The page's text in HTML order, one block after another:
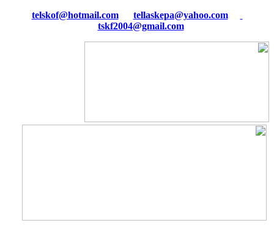
tellaskepa@yahoo.com
tskf2004@gmail.com